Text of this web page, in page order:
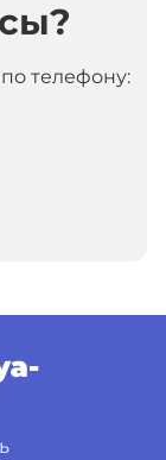
телефону: